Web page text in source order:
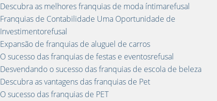
Descubra as melhores franquias de moda íntimarefusal
Franquias de Contabilidade Uma Oportunidade de
Investimentorefusal
Expansão de franquias de aluguel de carros
O sucesso das franquias de festas e eventosrefusal
Desvendando o sucesso das franquias de escola de beleza
Descubra as vantagens das franquias de Pet
O sucesso das franquias de PET